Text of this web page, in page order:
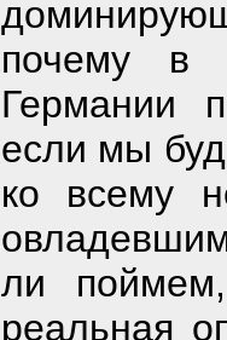
почему в
Германии
если мы
ко всему
ли
реальная